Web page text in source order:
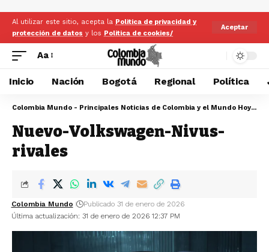
Al utilizar este sitio, acepta la Politica de privacidad y
protección de datos y los Politica de cookies/
Aceptar
Aa
Inicio Nación Bogotá Regional Política
Colombia Mundo - Principales Noticias de Colombia y el Mundo Hoy
>
Nuevo-Volkswagen-Nivus-
rivales
Última actualización: 31 de enero de 2026 12:37 PM
Colombia Mundo Publicado 31 de enero de 2026